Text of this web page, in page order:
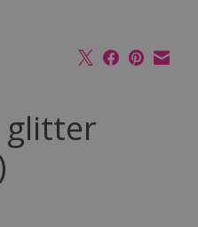
glitter